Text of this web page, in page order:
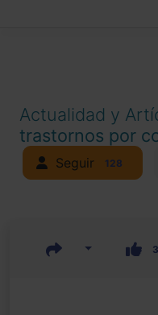
Actualidad y
trastornos por
Seguir 128
3